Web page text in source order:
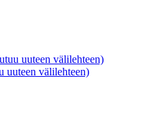
uuteen välilehteen)
uuteen välilehteen)